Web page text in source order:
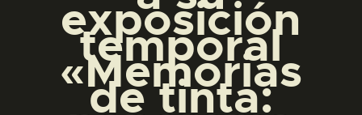
exposición
temporal
«Memorias
de tinta:
EL MUSEO
COLECCIONES